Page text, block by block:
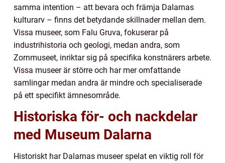
samma intention – att bevara och främja Dalarnas
kulturarv – finns det betydande skillnader mellan dem.
Vissa museer, som Falu Gruva, fokuserar på
industrihistoria och geologi, medan andra, som
Zornmuseet, inriktar sig på specifika konstnärers arbete.
Vissa museer är större och har mer omfattande
samlingar medan andra är mindre och specialiserade
på ett specifikt ämnesområde.
Historiska för- och nackdelar
med Museum Dalarna
Historiskt har Dalarnas museer spelat en viktig roll för